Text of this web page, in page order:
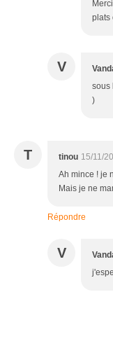
plats
V
sous
)
T tinou 15/11/
Ah mince ! je
Mais je ne
Répondre
V